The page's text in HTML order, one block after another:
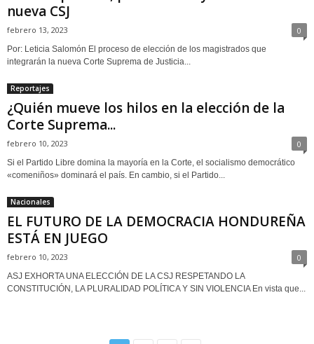
nueva CSJ
febrero 13, 2023 0
Por: Leticia Salomón El proceso de elección de los magistrados que
integrarán la nueva Corte Suprema de Justicia...
Reportajes
¿Quién mueve los hilos en la elección de la
Corte Suprema...
febrero 10, 2023 0
Si el Partido Libre domina la mayoría en la Corte, el socialismo democrático
«comeniños» dominará el país. En cambio, si el Partido...
Nacionales
EL FUTURO DE LA DEMOCRACIA HONDUREÑA
ESTÁ EN JUEGO
febrero 10, 2023 0
ASJ EXHORTA UNA ELECCIÓN DE LA CSJ RESPETANDO LA
CONSTITUCIÓN, LA PLURALIDAD POLÍTICA Y SIN VIOLENCIA En vista que...